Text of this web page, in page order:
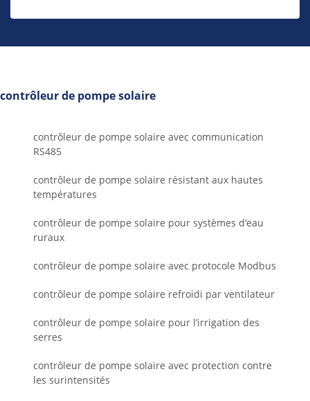
contrôleur de pompe solaire
contrôleur de pompe solaire avec communication
RS485
contrôleur de pompe solaire résistant aux hautes
températures
contrôleur de pompe solaire pour systèmes d’eau
ruraux
contrôleur de pompe solaire avec protocole Modbus
contrôleur de pompe solaire refroidi par ventilateur
contrôleur de pompe solaire pour l’irrigation des
serres
contrôleur de pompe solaire avec protection contre
les surintensités